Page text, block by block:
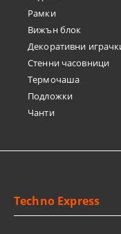
Рамки
Вижън блок
Декоративни
Стенни часовници
Термочашa
Подложки
Чанти
Techno Express